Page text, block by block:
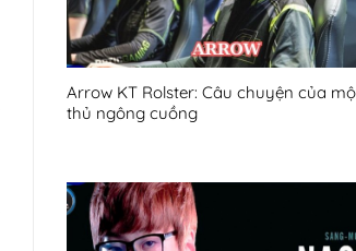
Arrow KT Rolster: Câu chuyện của
thủ ngông cuồng